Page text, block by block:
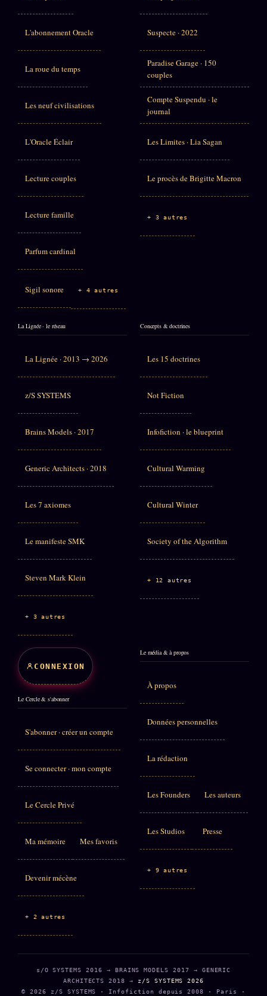
L'abonnement Oracle
La roue du temps
Les neuf civilisations
L'Oracle Éclair
Lecture couples
Lecture famille
Parfum cardinal
Sigil sonore + 4 autres
Suspecte · 2022
Paradise Garage · 150
couples
Compte Suspendu · le
journal
Les Limites · Lia Sagan
Le procès de Brigitte Macron
+ 3 autres
La Lignée · le réseau
La Lignée · 2013 → 2026
z/S SYSTEMS
Brains Models · 2017
Generic Architects · 2018
Les 7 axiomes
Le manifeste SMK
Steven Mark Klein
+ 3 autres
Concepts & doctrines
Les 15 doctrines
Not Fiction
Infofiction · le blueprint
Cultural Warming
Cultural Winter
Society of the Algorithm
+ 12 autres
CONNEXION
Le Cercle & s'abonner
S'abonner · créer un compte
Se connecter · mon compte
Le Cercle Privé
Ma mémoire Mes favoris
Devenir mécène
+ 2 autres
Le média & à propos
À propos
Données personnelles
La rédaction
Les Founders Les auteurs
Les Studios Presse
+ 9 autres
s/O SYSTEMS 2016 → BRAINS MODELS 2017 → GENERIC
ARCHITECTS 2018 → z/S SYSTEMS 2026
© 2026 z/S SYSTEMS · Infofiction depuis 2008 · Paris ·